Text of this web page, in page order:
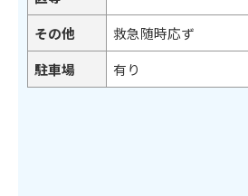
その他
救急随時応ず
駐車場
有り